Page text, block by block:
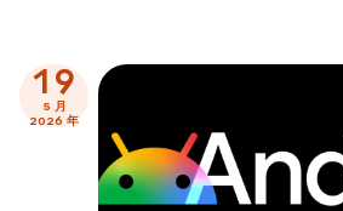
19
5 月
2026 年